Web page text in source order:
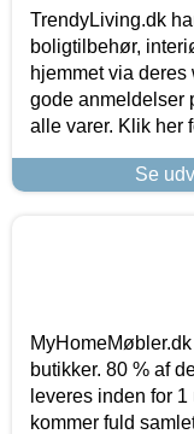
TrendyLiving.dk
boligtilbehør,
hjemmet via
gode anmeldelser
alle varer. Klik her
Se
butikker. 80 % af
leveres inden for
kommer fuld